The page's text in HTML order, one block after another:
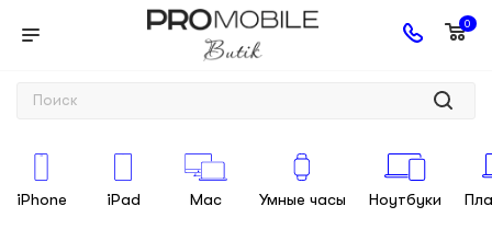
0
iPhone iPad Mac Умные часы Ноутбуки